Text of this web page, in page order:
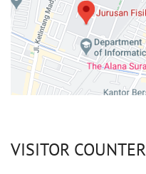
VISITOR COUNTER